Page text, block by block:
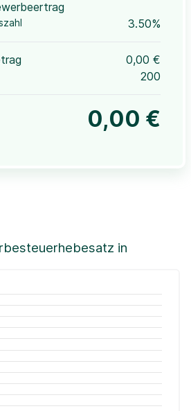
3.50%
0,00 €
200
0,00 €
in
©CartoDB,